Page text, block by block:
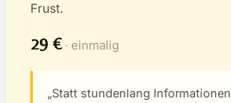
Frust.
29 € · einmalig
„Statt stundenlang Informationen